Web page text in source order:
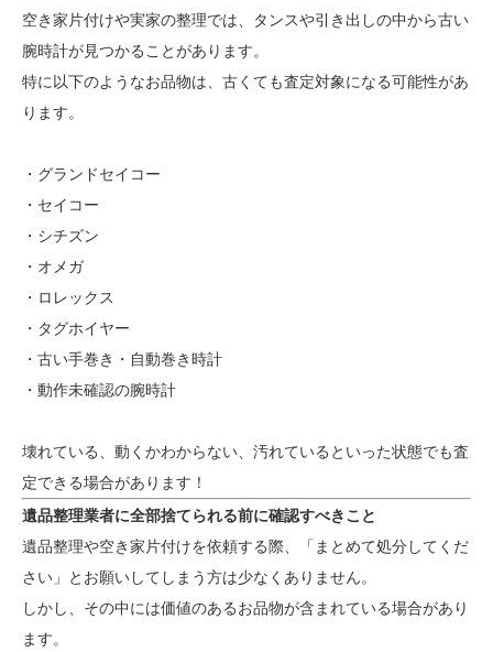
空き家片付けや実家の整理では、タンスや引き出しの中から古い
腕時計が見つかることがあります。
特に以下のようなお品物は、古くても査定対象になる可能性があ
ります。
・グランドセイコー
・セイコー
・シチズン
・オメガ
・ロレックス
・タグホイヤー
・古い手巻き・自動巻き時計
・動作未確認の腕時計
壊れている、動くかわからない、汚れているといった状態でも査
定できる場合があります！
遺品整理業者に全部捨てられる前に確認すべきこと
遺品整理や空き家片付けを依頼する際、「まとめて処分してくだ
さい」とお願いしてしまう方は少なくありません。
しかし、その中には価値のあるお品物が含まれている場合があり
ます。